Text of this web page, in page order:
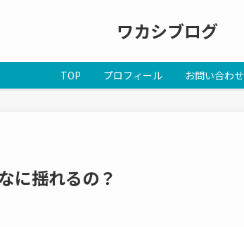
ワカシブログ
TOP プロフィール お問い合わせ
に揺れるの？